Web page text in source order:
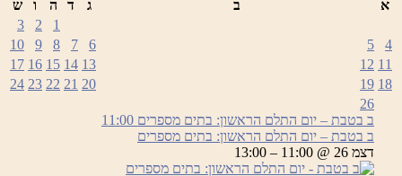
א ב ג ד ה ו
ש
1
2
3
4
5
6
7
8
9
10
11
12
13
14
15
16
17
18
19
20
21
22
23
24
26
ב בטבת – יום התלם הראשון: בתים מספרים 11:00
ב בטבת – יום התלם הראשון: בתים מספרים
דצמ 26 @ 11:00 – 13:00